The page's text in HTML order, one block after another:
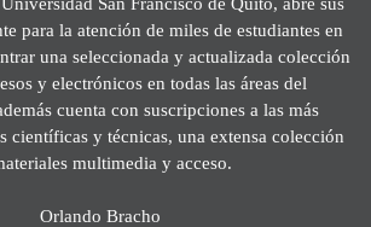
para la atención de miles de estudiantes en
una seleccionada y actualizada colección
y electrónicos en todas las áreas del
cuenta con suscripciones a las más
científicas y técnicas, una extensa colección
multimedia y acceso.
Orlando Bracho